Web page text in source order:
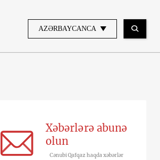
AZƏRBAYCANCA
Xəbərlərə abunə
olun
Cənubi Qafqaz haqda xəbərlər